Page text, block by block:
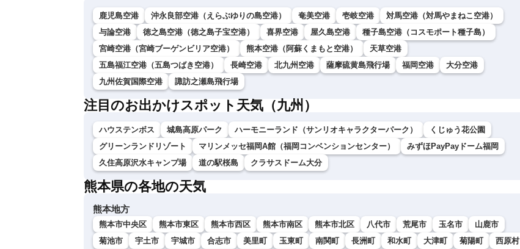
鹿児島空港 沖永良部空港（えらぶゆりの島空港） 奄美空港 壱岐空港
対馬空港（対馬やまねこ空港）
与論空港
徳之島空港（徳之島子宝空港） 喜界空港 屋久島空港
種子島空港（コスモポート種子島）
宮崎空港（宮崎ブーゲンビリア空港）
熊本空港（阿蘇くまもと空港）
天草空港
五島福江空港（五島つばき空港）
長崎空港 北九州空港 薩摩硫黄島飛行場 福岡空港
大分空港
九州佐賀国際空港
諏訪之瀬島飛行場
注目のお出かけスポット天気（九州）
ハウステンボス 城島高原パーク ハーモニーランド（サンリオキャラクターパーク）
くじゅう花公園
グリーンランドリゾート
マリンメッセ福岡A館（福岡コンベンションセンター）
みずほPayPayドーム福岡
久住高原沢水キャンプ場
道の駅桜島 クラサスドーム大分
熊本県の各地の天気
熊本地方
熊本市中央区 熊本市東区 熊本市西区 熊本市南区 熊本市北区 八代市 荒尾市 玉名市
山鹿市
菊池市
宇土市 宇城市 合志市 美里町 玉東町 南関町 長洲町 和水町 大津町 菊陽町 西原村